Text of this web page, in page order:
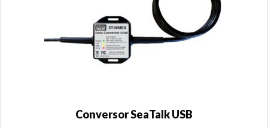
Conversor SeaTalk USB